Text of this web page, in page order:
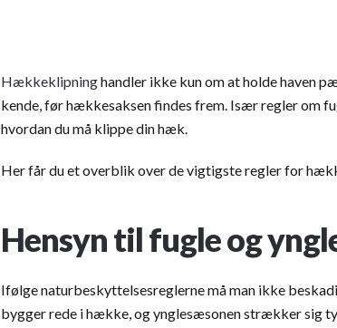
Hækkeklipninghandler ikke kun om at holde haven
kende, før hækkesaksen findes frem. Især regler om
hvordan du må klippe din hæk.
Her får du et overblik over de vigtigste regler for
Hensyn til fugle og
Ifølge naturbeskyttelsesreglerne må man ikke
bygger rede i hække, og ynglesæsonen strækker sig